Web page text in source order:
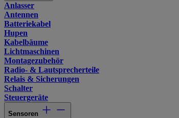
Anlasser
Antennen
Batteriekabel
Hupen
Kabelbäume
Lichtmaschinen
Montagezubehör
Radio- & Lautsprecherteile
Relais & Sicherungen
Schalter
Steuergeräte
Sensoren